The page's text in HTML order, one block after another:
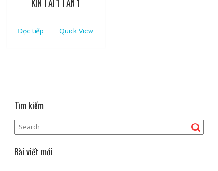
KÍN TẢI 1 TẤN 1
Đọc tiếp Quick View
Tìm kiếm
Bài viết mới